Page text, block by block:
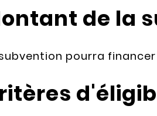
de la
pourra